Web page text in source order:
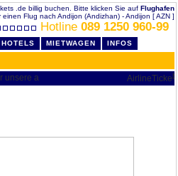
.de billig buchen. Bitte klicken Sie auf Flughafen
einen Flug nach Andijon (Andizhan) - Andijon [ AZN ]
Hotline 089 1250 960-99
HOTELS MIETWAGEN INFOS